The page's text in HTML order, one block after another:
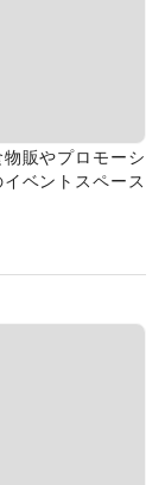
販やプロモーシ
ベントスペース